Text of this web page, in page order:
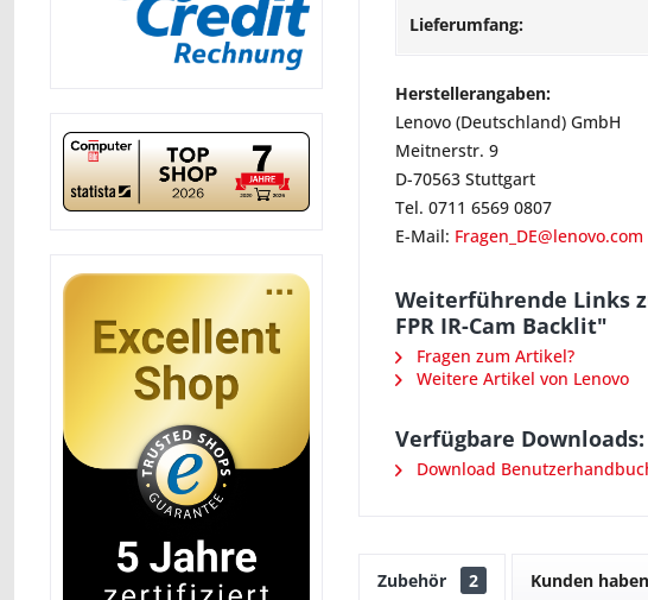
Lieferumfang:
Herstellerangaben:
Lenovo (Deutschland) GmbH
Meitnerstr. 9
D-70563 Stuttgart
Tel. 0711 6569 0807
E-Mail: Fragen_DE@lenovo.com
Weiterführende Links
FPR IR-Cam Backlit"
Fragen zum Artikel?
Weitere Artikel von Lenovo
Verfügbare Downloads:
Download
Zubehör 2 Kunden